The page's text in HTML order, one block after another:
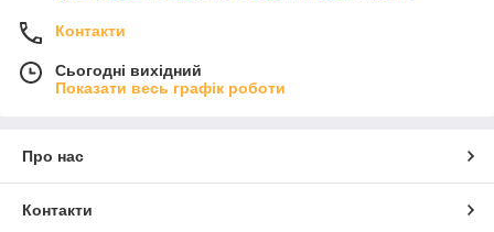
Контакти
Сьогодні вихідний
Показати весь графік роботи
Про нас
Контакти